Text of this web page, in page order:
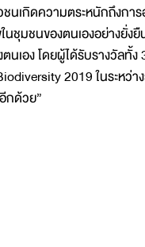
ชนเกิดความตระหนักถึงก
ชุมชนของตนเองอย่างยั่ง
เอง โดยผู้ได้รับรางวัลทั้ง
2019 ในระห
กด้วย”